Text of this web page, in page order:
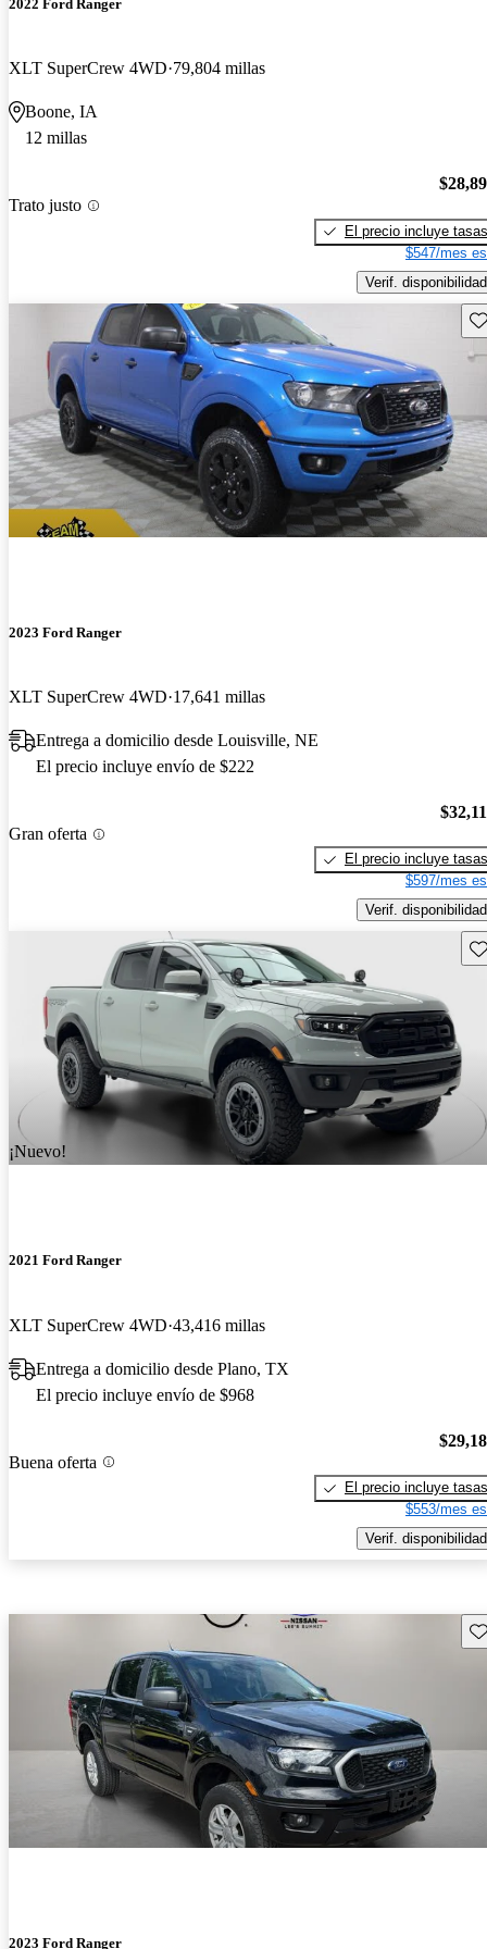
2022 Ford Ranger
XLT SuperCrew 4WD 79,804 millas
Boone, IA
12 millas
Trato justo
El precio incluye tasas
$547/mes
Verif. disponibilidad
2023 Ford Ranger
XLT SuperCrew 4WD 17,641 millas
Entrega a domicilio desde Louisville, NE
El precio incluye envío de $222
Gran oferta
El precio incluye tasas
$597/mes
Verif. disponibilidad
¡Nuevo!
2021 Ford Ranger
XLT SuperCrew 4WD 43,416 millas
Entrega a domicilio desde Plano, TX
El precio incluye envío de $968
Buena oferta
El precio incluye tasas
$553/mes
Verif. disponibilidad
2023 Ford Ranger